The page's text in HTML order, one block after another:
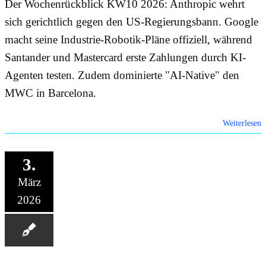
Der Wochenrückblick KW10 2026: Anthropic wehrt
sich gerichtlich gegen den US-Regierungsbann. Google
macht seine Industrie-Robotik-Pläne offiziell, während
Santander und Mastercard erste Zahlungen durch KI-
Agenten testen. Zudem dominierte "AI-Native" den
MWC in Barcelona.
Weiterlesen
3.
März
2026